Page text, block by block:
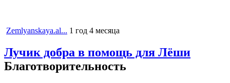
Zemlyanskaya.al... 1 год 4 месяца
Лучик добра в помощь для Лёши
Благотворительность